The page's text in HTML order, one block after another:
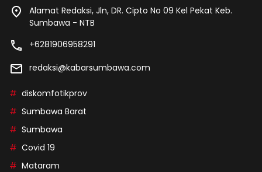
Alamat Redaksi, Jln, DR. Cipto No 09 Kel Pekat Keb.
Sumbawa - NTB
+6281906958291
redaksi@kabarsumbawa.com
diskomfotikprov
Sumbawa Barat
Sumbawa
Covid 19
Mataram